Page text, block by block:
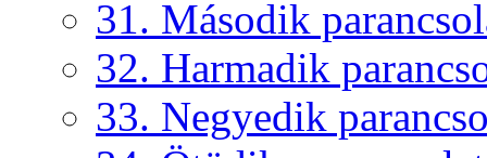
31. Második
32. Harmadik
33. Negyedik